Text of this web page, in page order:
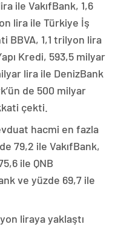
ile VakıfBank, 1,6
lira ile Türkiye İş
BBVA, 1,1 trilyon lira
Kredi, 593,5 milyar
lira ile DenizBank
de 500 milyar
çekti.
hacmi en fazla
79,2 ile VakıfBank,
ile QNB
ve yüzde 69,7 ile
liraya yaklaştı